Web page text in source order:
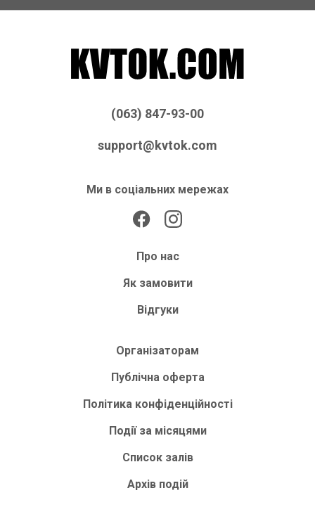
(063) 847-93-00
support@kvtok.com
Ми в соціальних мережах
Про нас
Як замовити
Відгуки
Організаторам
Публічна оферта
Політика конфіденційності
Події за місяцями
Список залів
Архів подій